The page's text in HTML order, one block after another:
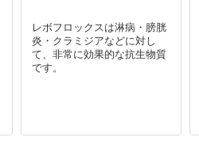
レボフロックスは淋病・膀胱
炎・クラミジアなどに対し
て、非常に効果的な抗生物質
です。